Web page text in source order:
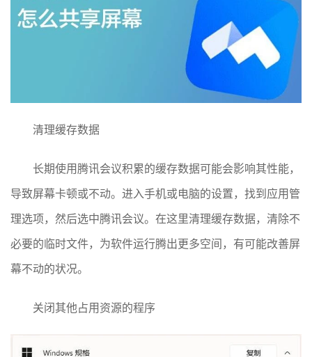
清理缓存数据
长期使用腾讯会议积累的缓存数据可能会影响其性能，
导致屏幕卡顿或不动。进入手机或电脑的设置，找到应用管
理选项，然后选中腾讯会议。在这里清理缓存数据，清除不
必要的临时文件，为软件运行腾出更多空间，有可能改善屏
幕不动的状况。
关闭其他占用资源的程序